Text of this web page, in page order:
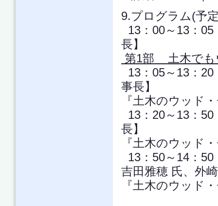
9.プログラム(予
13：00～13：
長】
第1部 土木でも
13：05～13：
事長】
『土木のウッド
13：20～13：
長】
『土木のウッド
13：50～14：
吉田雅穂 氏、外
『土木のウッド